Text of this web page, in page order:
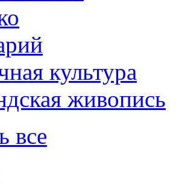
культура
живопись
все